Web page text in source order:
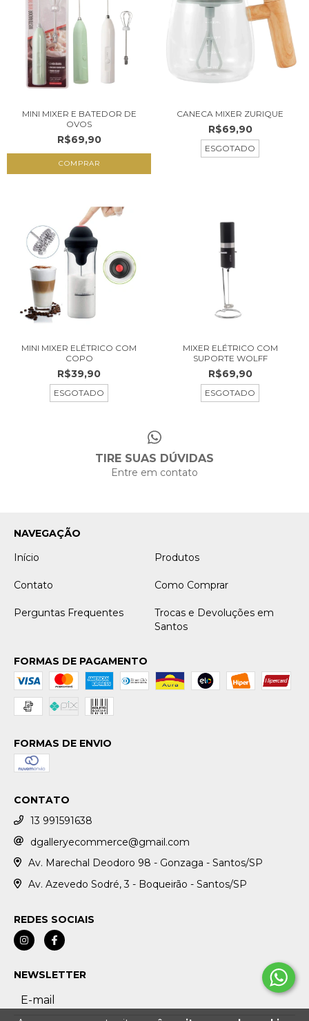
MINI MIXER E BATEDOR DE
OVOS
R$69,90
COMPRAR
CANECA MIXER ZURIQUE
R$69,90
ESGOTADO
MINI MIXER ELÉTRICO COM
COPO
R$39,90
ESGOTADO
MIXER ELÉTRICO COM
SUPORTE WOLFF
R$69,90
ESGOTADO
TIRE SUAS DÚVIDAS
Entre em contato
NAVEGAÇÃO
Início
Produtos
Contato Como Comprar
Perguntas Frequentes
Trocas e Devoluções em
Santos
FORMAS DE PAGAMENTO
FORMAS DE ENVIO
CONTATO
13 991591638
dgalleryecommerce@gmail.com
Av. Marechal Deodoro 98 - Gonzaga - Santos/SP
Av. Azevedo Sodré, 3 - Boqueirão - Santos/SP
REDES SOCIAIS
NEWSLETTER